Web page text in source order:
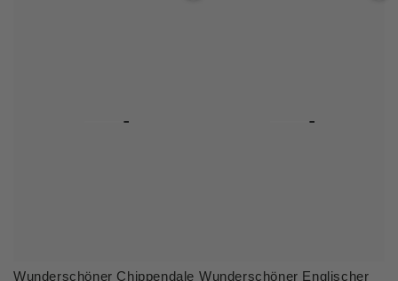
Wunderschöner Chippendale Wunderschöner Englischer